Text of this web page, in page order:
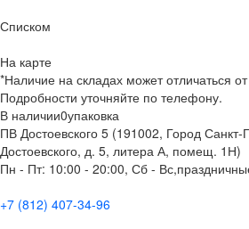
Списком
На карте
*Наличие на складах может отличаться
Подробности уточняйте по телефону.
В наличии0упаковка
ПВ Достоевского 5 (191002, Город Санкт-
Достоевского, д. 5, литера А, помещ. 1Н)
Пн - Пт: 10:00 - 20:00, Сб -
+7 (812) 407-34-96